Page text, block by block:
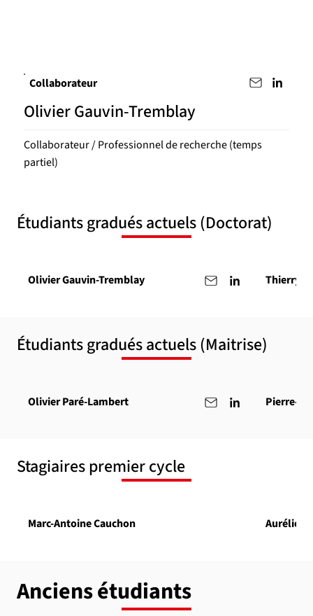
Olivier Gauvin-Tremblay Thierry
Étudiants gradués actuels (Doctorat)
Collaborateur
Olivier Gauvin-Tremblay
Collaborateur / Professionnel de recherche (temps
partiel)
Olivier Paré-Lambert Pierre-
Étudiants gradués actuels (Maitrise)
Marc-Antoine Cauchon Aurélien
Stagiaires premier cycle
Anciens étudiants